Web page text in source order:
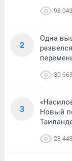
98 043
2
Одна
30 663
3
Новый
23 448